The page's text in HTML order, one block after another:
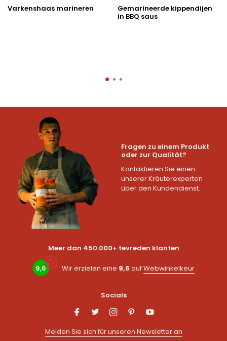
Varkenshaas marineren
Gemarineerde kippendijen
in BBQ saus
Fragen zu einem Produkt
oder zur Qualität?
Kontaktieren Sie einen
unserer Kräuterexperten
über den Kundendienst.
Meer dan 450.000+ tevreden klanten
9,6 Wir erzielen eine 9,6 aufWebwinkelkeur
Socials
Melden Sie sich für unseren Newsletter an